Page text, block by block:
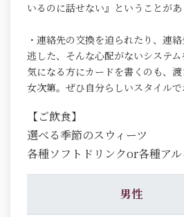
いるのに話せない』ということがあ
・連絡先の交換を迫られたり、連
逃した、そんな心配がないシステム
気になる方にカードを書くのも、
女次第。ぜひ自分らしいスタイルで
【ご飲食】
選べる季節のスウィーツ
各種ソフトドリンクor各種ア
男性